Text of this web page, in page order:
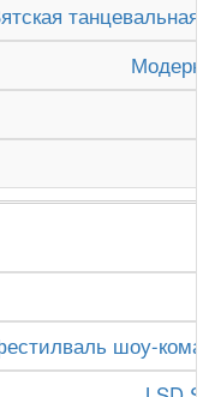
танцевальная
шоу-